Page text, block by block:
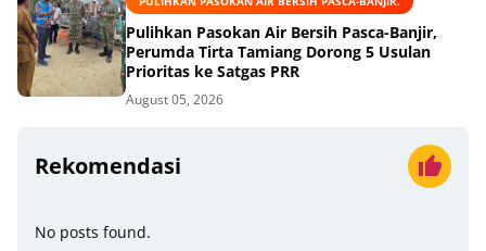
Pulihkan Pasokan Air Bersih Pasca-Banjir,
Perumda Tirta Tamiang Dorong 5 Usulan
Prioritas ke Satgas PRR
August 05, 2026
Rekomendasi
No posts found.